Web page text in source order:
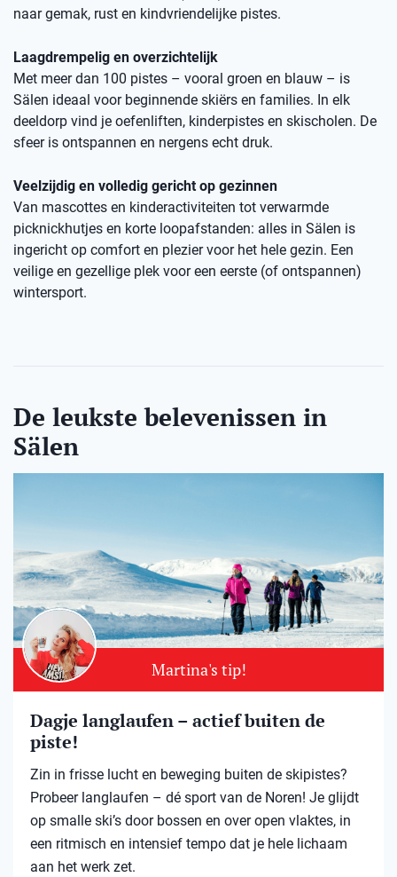
naar gemak, rust en kindvriendelijke pistes.
Laagdrempelig en overzichtelijk
Met meer dan 100 pistes – vooral groen en blauw – is
Sälen ideaal voor beginnende skiërs en families. In elk
deeldorp vind je oefenliften, kinderpistes en skischolen. De
sfeer is ontspannen en nergens echt druk.
Veelzijdig en volledig gericht op gezinnen
Van mascottes en kinderactiviteiten tot verwarmde
picknickhutjes en korte loopafstanden: alles in Sälen is
ingericht op comfort en plezier voor het hele gezin. Een
veilige en gezellige plek voor een eerste (of ontspannen)
wintersport.
De leukste belevenissen in
Sälen
Martina's tip!
Dagje langlaufen – actief buiten de
piste!
Zin in frisse lucht en beweging buiten de skipistes?
Probeer langlaufen – dé sport van de Noren! Je glijdt
op smalle ski’s door bossen en over open vlaktes, in
een ritmisch en intensief tempo dat je hele lichaam
aan het werk zet.